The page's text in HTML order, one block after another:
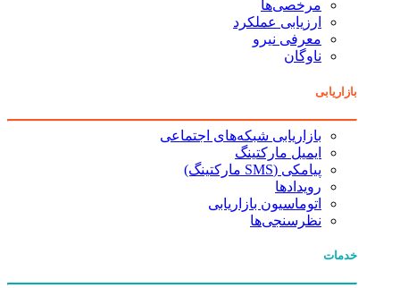
مرخصی‌ها
ارزیابی عملکرد
معرفی نیرو
ناوگان
بازاریابی
بازاریابی شبکه‌های اجتماعی
ایمیل مارکتینگ
پیامکی (SMS مارکتینگ)
رویدادها
اتوماسیون بازاریابی
نظرسنجی‌ها
خدمات